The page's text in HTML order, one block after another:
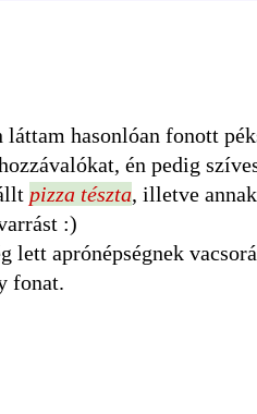
hasonlóan fonott
én pedig
pizza tészta, illetve
:)
lett aprónépségnek
fonat.